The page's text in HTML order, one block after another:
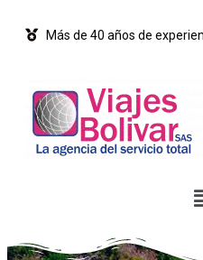
Más de 40 años de